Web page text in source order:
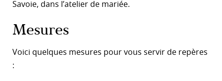
Savoie, dans l’atelier de mariée.
Mesures
Voici quelques mesures pour vous servir de repères
: